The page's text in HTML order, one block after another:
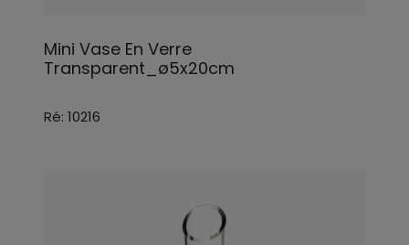
Mini Vase En Verre
Transparent_ø5x20cm
Ré: 10216